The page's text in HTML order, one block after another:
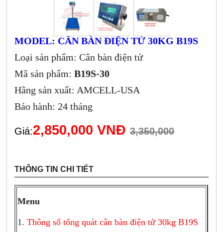
MODEL: CÂN BÀN ĐIỆN TỬ 30KG B19S
Loại sản phẩm: Cân bàn điện tử
Mã sản phẩm:B19S-30
Hãng sản xuất: AMCELL-USA
Bảo hành: 24 tháng
Giá:2,850,000 VNĐ3,350,000
THÔNG TIN CHI TIẾT
Menu
1.Thông số tổng quát cân bàn điện tử 30kg B19S